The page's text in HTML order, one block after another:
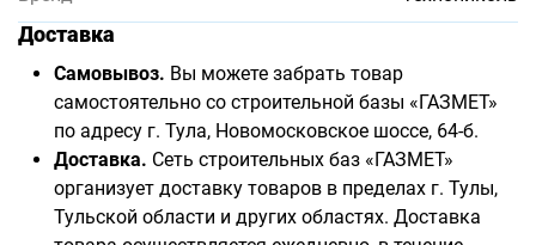
Доставка
Самовывоз. Вы можете забрать товар
самостоятельно со строительной базы «ГАЗМЕТ»
по адресу г. Тула, Новомосковское шоссе, 64-б.
Доставка. Сеть строительных баз «ГАЗМЕТ»
организует доставку товаров в пределах г. Тулы,
Тульской области и других областях. Доставка